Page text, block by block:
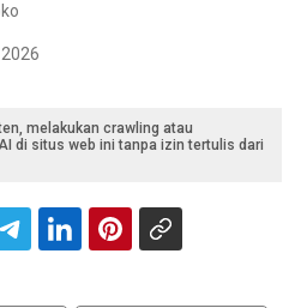
melakukan crawling atau
di situs web ini tanpa izin tertulis dari